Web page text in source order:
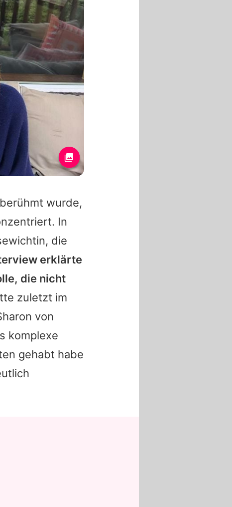
wurde,
In
die
erklärte
die nicht
zuletzt im
von
komplexe
gehabt habe